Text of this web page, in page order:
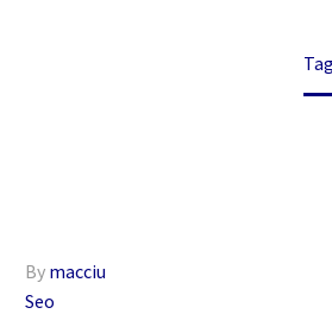
Tag
By macciu
Seo